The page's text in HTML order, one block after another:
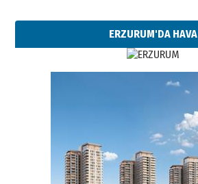
ERZURUM'DA HAVA
Esat BİNDESEN